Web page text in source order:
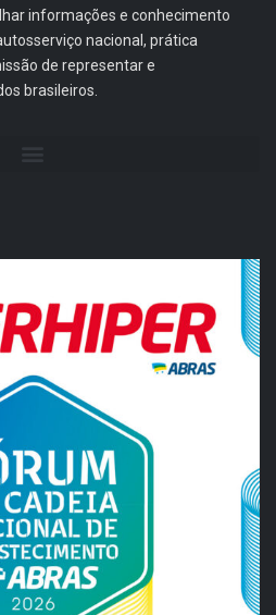
informações e conhecimento
nacional, prática
de representar e
brasileiros.